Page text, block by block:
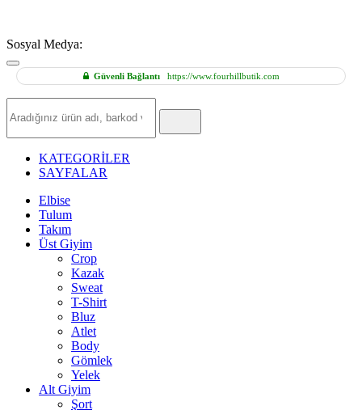
Sosyal Medya:
Güvenli Bağlantıhttps://www.fourhillbutik.com
Ürün
KATEGORİLER
SAYFALAR
Elbise
Tulum
Takım
Üst Giyim
Crop
Kazak
Sweat
T-Shirt
Bluz
Atlet
Body
Gömlek
Yelek
Alt Giyim
Şort